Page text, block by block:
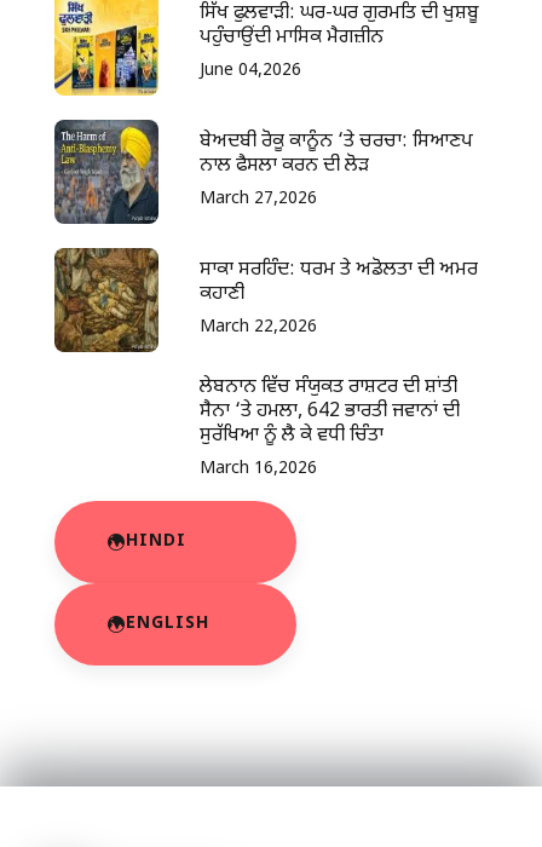
ਸਿੱਖ ਫੁਲਵਾੜੀ: ਘਰ-ਘਰ ਗੁਰਮਤਿ ਦੀ ਖੁਸ਼ਬੂ
ਪਹੁੰਚਾਉਂਦੀ ਮਾਸਿਕ ਮੈਗਜ਼ੀਨ
June 04,2026
ਬੇਅਦਬੀ ਰੋਕੂ ਕਾਨੂੰਨ ‘ਤੇ ਚਰਚਾ: ਸਿਆਣਪ
ਨਾਲ ਫੈਸਲਾ ਕਰਨ ਦੀ ਲੋੜ
March 27,2026
ਸਾਕਾ ਸਰਹਿੰਦ: ਧਰਮ ਤੇ ਅਡੋਲਤਾ ਦੀ ਅਮਰ
ਕਹਾਣੀ
March 22,2026
ਲੇਬਨਾਨ ਵਿੱਚ ਸੰਯੁਕਤ ਰਾਸ਼ਟਰ ਦੀ ਸ਼ਾਂਤੀ
ਸੈਨਾ ‘ਤੇ ਹਮਲਾ, 642 ਭਾਰਤੀ ਜਵਾਨਾਂ ਦੀ
ਸੁਰੱਖਿਆ ਨੂੰ ਲੈ ਕੇ ਵਧੀ ਚਿੰਤਾ
March 16,2026
HINDI
ENGLISH